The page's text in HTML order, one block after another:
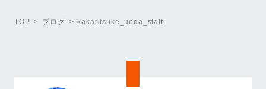
TOP ブログ kakaritsuke_ueda_staff